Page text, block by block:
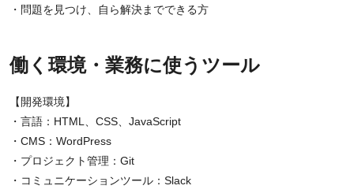
・問題を見つけ、自ら解決までできる方
働く環境・業務に使うツール
【開発環境】
・言語：HTML、CSS、JavaScript
・CMS：WordPress
・プロジェクト管理：Git
・コミュニケーションツール：Slack